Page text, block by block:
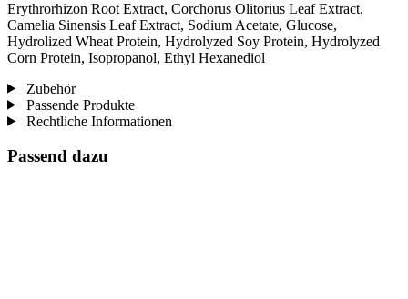
Erythrorhizon Root Extract, Corchorus Olitorius Leaf Extract,
Camelia Sinensis Leaf Extract, Sodium Acetate, Glucose,
Hydrolized Wheat Protein, Hydrolyzed Soy Protein, Hydrolyzed
Corn Protein, Isopropanol, Ethyl Hexanediol
Zubehör
Passende Produkte
Rechtliche Informationen
Passend dazu